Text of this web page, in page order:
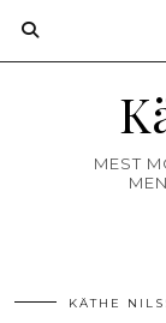
MEST
KÄTHE